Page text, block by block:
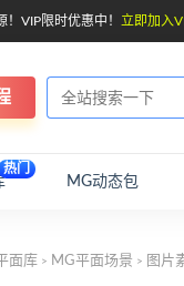
VIP限时优惠中！ 立即加入
热门
MG动态包
面库 > MG平面场景 > 图片